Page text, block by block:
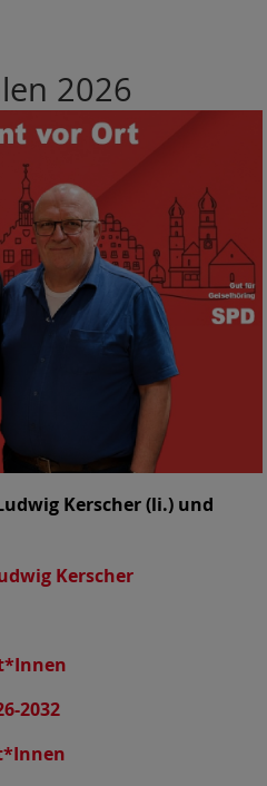
2026
Kerscher (li.) und
Kerscher
2032